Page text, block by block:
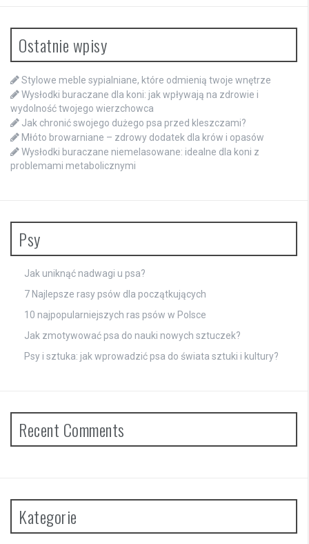
Ostatnie wpisy
Stylowe meble sypialniane, które odmienią twoje wnętrze
Wysłodki buraczane dla koni: jak wpływają na zdrowie i
wydolność twojego wierzchowca
Jak chronić swojego dużego psa przed kleszczami?
Młóto browarniane – zdrowy dodatek dla krów i opasów
Wysłodki buraczane niemelasowane: idealne dla koni z
problemami metabolicznymi
Psy
Jak uniknąć nadwagi u psa?
7 Najlepsze rasy psów dla początkujących
10 najpopularniejszych ras psów w Polsce
Jak zmotywować psa do nauki nowych sztuczek?
Psy i sztuka: jak wprowadzić psa do świata sztuki i kultury?
Recent Comments
Kategorie